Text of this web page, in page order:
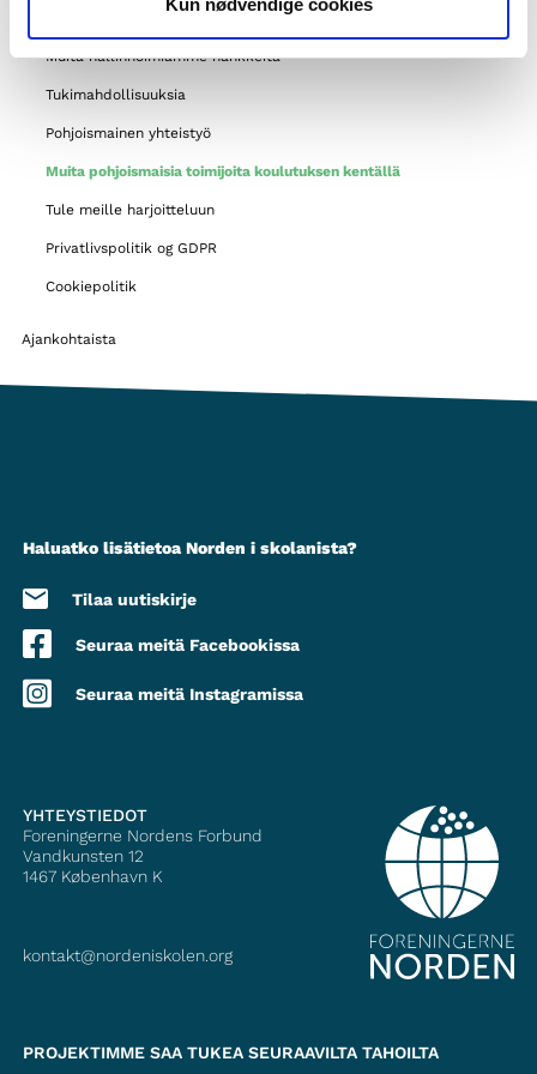
Kun nødvendige cookies
Muita hallinnoimiamme hankkeita
Tukimahdollisuuksia
Pohjoismainen yhteistyö
Muita pohjoismaisia toimijoita koulutuksen kentällä
Tule meille harjoitteluun
Privatlivspolitik og GDPR
Cookiepolitik
Ajankohtaista
Haluatko lisätietoa Norden i skolanista?
Tilaa uutiskirje
Seuraa meitä Facebookissa
Seuraa meitä Instagramissa
YHTEYSTIEDOT
Foreningerne Nordens Forbund
Vandkunsten 12
1467 København K
kontakt@nordeniskolen.org
PROJEKTIMME SAA TUKEA SEURAAVILTA TAHOILTA